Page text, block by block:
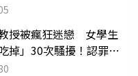
授被瘋狂迷戀 女學生
掉」30次騷擾！認罪免